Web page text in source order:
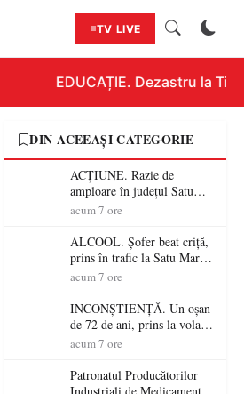
TV LIVE
EDUCAȚIE. Dezastru la
DIN ACEEAȘI CATEGORIE
ACȚIUNE. Razie de
amploare în județul Satu
Mare! Polițiștii au dat sute
șoferi fără permis într-o
singură zi
acum 7 ore
ALCOOL. Șofer beat criță,
prins în trafic la Satu Mare!
Alcoolemie uriașă
acum 7 ore
INCONȘTIENȚĂ. Un oșan
de 72 de ani, prins la volan
fără permis! Polițiștii l-au
acum 7 ore
Patronatul Producătorilor